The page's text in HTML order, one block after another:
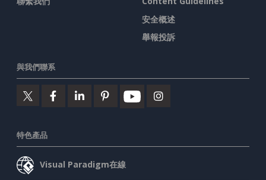
安全概述
舉報投訴
與我們聯系
特色產品
Visual Paradigm在線